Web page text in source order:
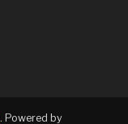
. Powered by